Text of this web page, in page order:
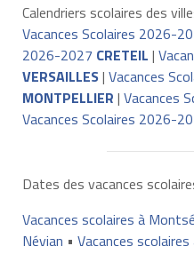
Calendriers scolaires des
Vacances Scolaires 2026-
2026-2027 CRETEIL |
VERSAILLES| Vacances
MONTPELLIER | Vacances
Vacances Scolaires 2026-
Dates des vacances
Vacances scolaires à
Névian • Vacances